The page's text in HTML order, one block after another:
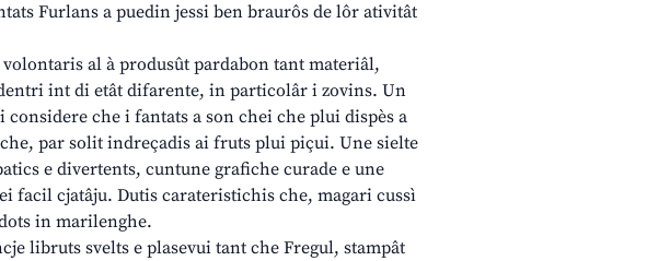
Furlans a puedin jessi ben braurôs de lôr ativitât
al à produsût pardabon tant materiâl,
int di etât difarente, in particolâr i zovins. Un
che i fantats a son chei che plui dispès a
par solit indreçadis ai fruts plui piçui. Une sielte
e divertents, cuntune grafiche curade e une
facil cjatâju. Dutis carateristichis che, magari cussì
in marilenghe.
libruts svelts e plasevui tant che Fregul, stampât